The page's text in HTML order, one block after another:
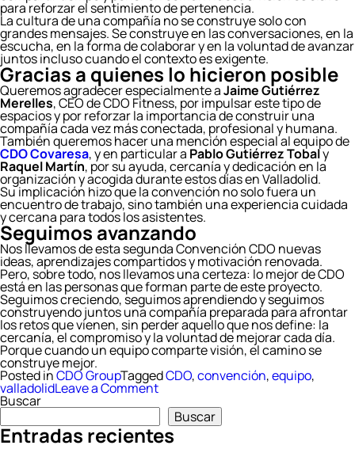
para reforzar el sentimiento de pertenencia.
La cultura de una compañía no se construye solo con
grandes mensajes. Se construye en las conversaciones, en la
escucha, en la forma de colaborar y en la voluntad de avanzar
juntos incluso cuando el contexto es exigente.
Gracias a quienes lo hicieron posible
Queremos agradecer especialmente aJaime Gutiérrez
Merelles, CEO de CDO Fitness, por impulsar este tipo de
espacios y por reforzar la importancia de construir una
compañía cada vez más conectada, profesional y humana.
También queremos hacer una mención especial al equipo de
CDO Covaresa, y en particular a Pablo Gutiérrez Tobaly
Raquel Martín, por su ayuda, cercanía y dedicación en la
organización y acogida durante estos días en Valladolid.
Su implicación hizo que la convención no solo fuera un
encuentro de trabajo, sino también una experiencia cuidada
y cercana para todos los asistentes.
Seguimos avanzando
Nos llevamos de esta segunda Convención CDO nuevas
ideas, aprendizajes compartidos y motivación renovada.
Pero, sobre todo, nos llevamos una certeza: lo mejor de CDO
está en las personas que forman parte de este proyecto.
Seguimos creciendo, seguimos aprendiendo y seguimos
construyendo juntos una compañía preparada para afrontar
los retos que vienen, sin perder aquello que nos define: la
cercanía, el compromiso y la voluntad de mejorar cada día.
Porque cuando un equipo comparte visión, el camino se
construye mejor.
Posted inCDO GroupTaggedCDO,convención,equipo,
valladolidLeave a Commenton
segunda
Convención
CDO
Buscar
Buscar
Entradas recientes